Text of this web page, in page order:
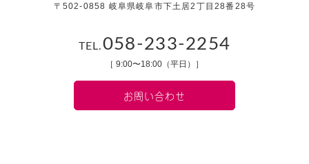
〒502-0858 岐阜県岐阜市下土居2丁目28番28号
TEL.058-233-2254
［ 9:00〜18:00（平日）］
お問い合わせ